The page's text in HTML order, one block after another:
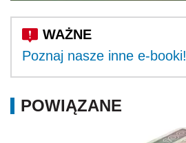
Poznaj nasze inne e-booki!
POWIĄZANE